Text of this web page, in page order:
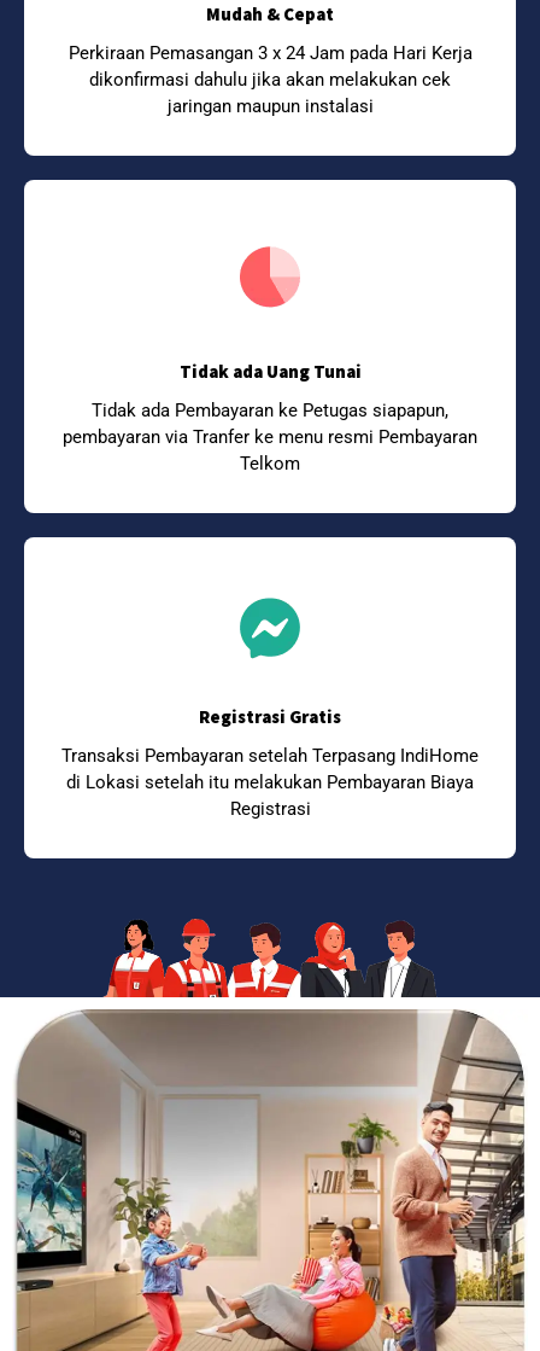
Mudah & Cepat
Perkiraan Pemasangan 3 x 24 Jam pada Hari Kerja
dikonfirmasi dahulu jika akan melakukan cek
jaringan maupun instalasi
Tidak ada Uang Tunai
Tidak ada Pembayaran ke Petugas siapapun,
pembayaran via Tranfer ke menu resmi Pembayaran
Telkom
Registrasi Gratis
Transaksi Pembayaran setelah Terpasang IndiHome
di Lokasi setelah itu melakukan Pembayaran Biaya
Registrasi